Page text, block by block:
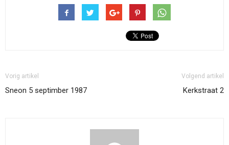
Vorig artikel
Sneon 5 septimber 1987
Volgend artikel
Kerkstraat 2